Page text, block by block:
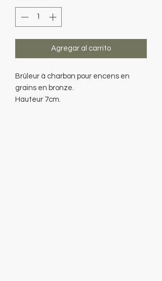
Agregar al carrito
Brûleur à charbon pour encens en
grains en bronze.
Hauteur 7cm.